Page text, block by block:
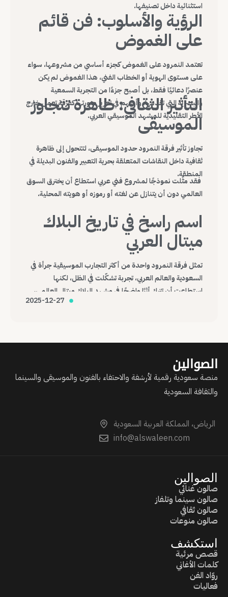
استثنائية داخل تصنيفها.
الرؤية والأسلوب: فن قائم
على الغموض
تعتمد النمرود على الغموض كجزء أساسي من مشروعها، سواء
على مستوى الهوية أو الخطاب الفني، هذا الغموض لم يكن
عنصرًا دعائيًا فقط، بل أصبح جزءًا من التجربة السمعية
والبصرية التي تقدمها، وأسهم في تعزيز صورتها كفرقة تعمل خارج
الأطر التقليدية للمشهد الموسيقي العربي.
التأثير الثقافي: ظاهرة تتجاوز
الموسيقى
تجاوز تأثير فرقة النمرود حدود الموسيقى، لتتحول إلى ظاهرة
ثقافية داخل النقاشات المتعلقة بحرية التعبير والفنون البديلة في
المنطقة.
فقد مثّلت نموذجًا لمشروع فني عربي استطاع أن يخترق السوق
العالمي دون أن يتنازل عن لغته أو رموزه أو هويته المحلية.
اسم راسخ في تاريخ البلاك
ميتال العربي
تمثل فرقة النمرود واحدة من أكثر التجارب الموسيقية جرأة في
السعودية والعالم العربي، تجربة تشكّلت في الظل، لكنها
استطاعت أن تترك أثرًا واضحًا في مشهد البلاك ميتال العالمي،
وتؤكد أن الموسيقى، مهما كانت هامشية أو صادمة، قادرة على
2025-12-27
الصوالين
منصة سعودية رقمية لأرشفة والاحتفاء بالفنون والموسيقى والسينما
والثقافة السعودية
الرياض، المملكة العربية السعودية
info@alswaleen.com
الصوالين
صالون غنائي
صالون سينما وتلفاز
صالون ثقافي
صالون منوعات
استكشف
قصص مرئية
كلمات الأغاني
روّاد الفن
فعاليات